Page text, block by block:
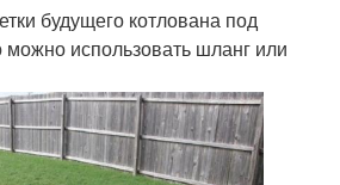
будущего котлована под
можно использовать шланг или